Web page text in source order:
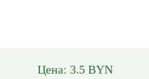
Цена: 3.5 BYN